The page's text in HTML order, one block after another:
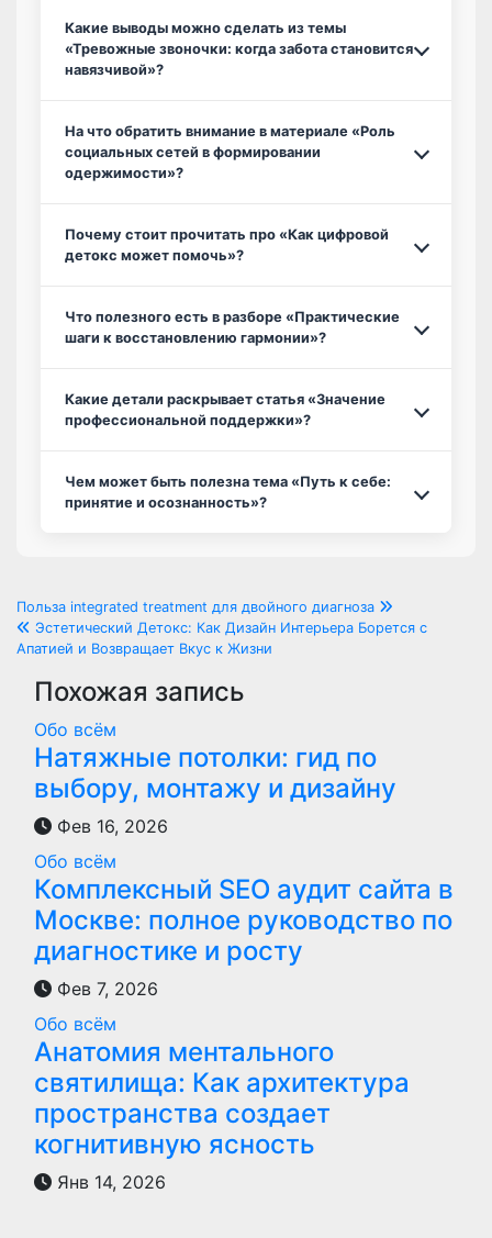
Какие выводы можно сделать из темы
«Тревожные звоночки: когда забота становится
навязчивой»?
На что обратить внимание в материале «Роль
социальных сетей в формировании
одержимости»?
Почему стоит прочитать про «Как цифровой
детокс может помочь»?
Что полезного есть в разборе «Практические
шаги к восстановлению гармонии»?
Какие детали раскрывает статья «Значение
профессиональной поддержки»?
Чем может быть полезна тема «Путь к себе:
принятие и осознанность»?
Навигация
по
записям
Польза integrated treatment для двойного диагноза
Эстетический Детокс: Как Дизайн Интерьера Борется с
Апатией и Возвращает Вкус к Жизни
Похожая запись
Обо всём
Натяжные потолки: гид по
выбору, монтажу и дизайну
Фев 16, 2026
Обо всём
Комплексный SEO аудит сайта в
Москве: полное руководство по
диагностике и росту
Фев 7, 2026
Обо всём
Анатомия ментального
святилища: Как архитектура
пространства создает
когнитивную ясность
Янв 14, 2026